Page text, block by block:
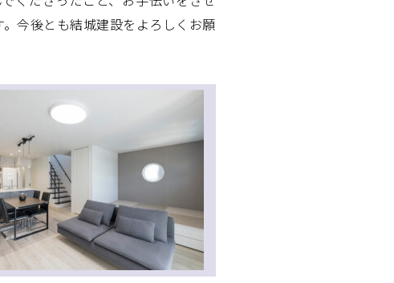
今後とも結城建設をよろしくお願